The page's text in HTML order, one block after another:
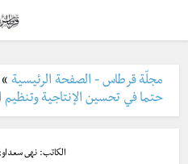
مجلّة قرطاس - الصفحة الرئيسية »
حتما في تحسين الإنتاجية وتنظيم
الكاتب:نهى